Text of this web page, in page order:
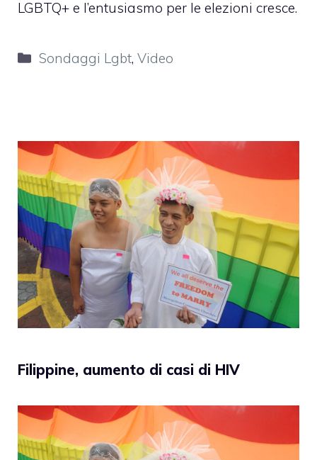
LGBTQ+ e l’entusiasmo per le elezioni cresce.
Categorie
Sondaggi Lgbt,Video
Filippine, aumento di casi di HIV